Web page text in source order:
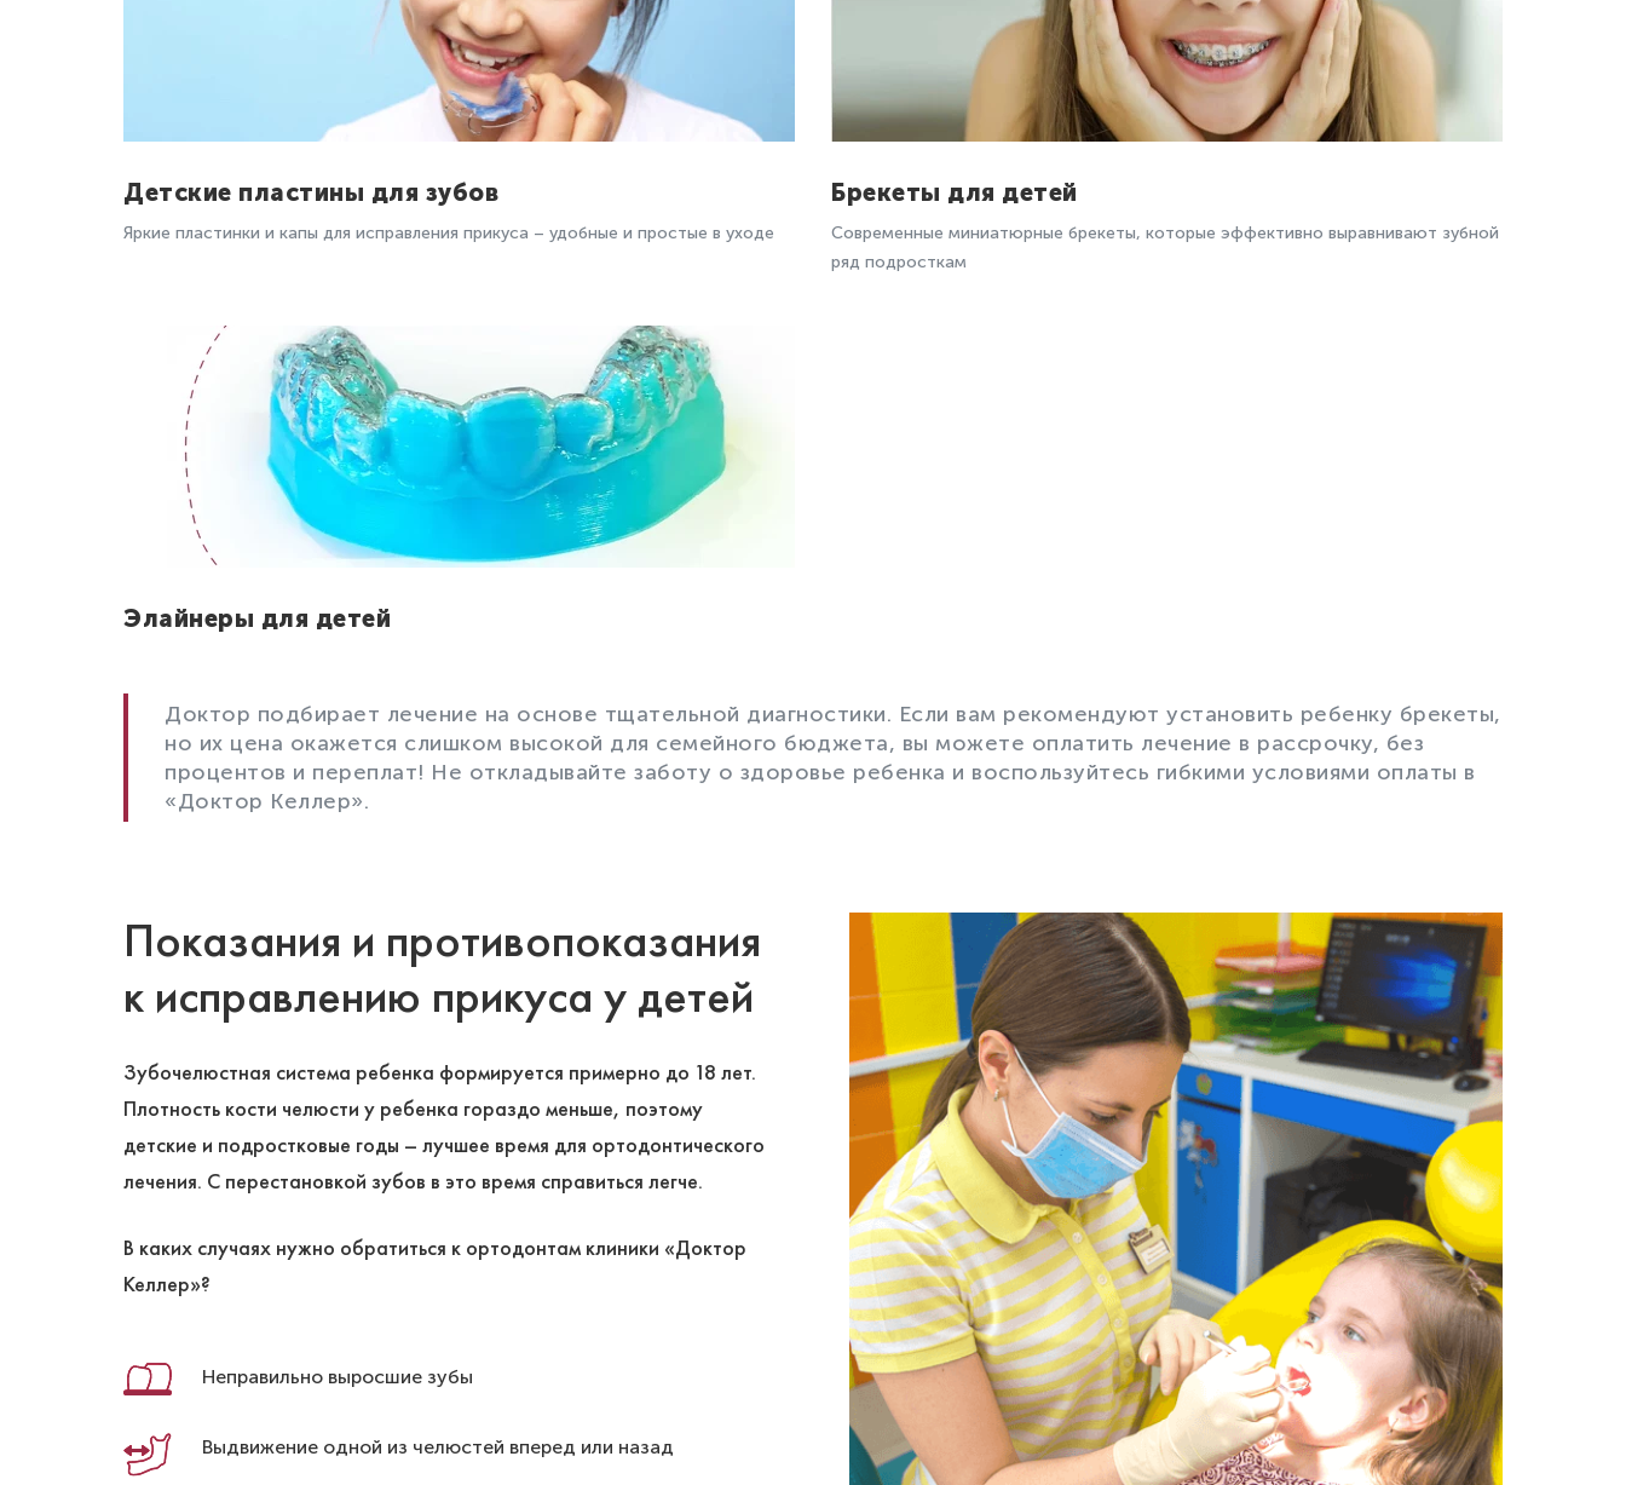
Детские пластины для зубов
Яркие пластинки и капы для исправления прикуса – удобные и простые в уходе
Брекеты для детей
Современные миниатюрные брекеты, которые эффективно выравнивают зубной
ряд подросткам
Элайнеры для детей
Доктор подбирает лечение на основе тщательной диагностики. Если вам рекомендуют установить ребенку брекеты,
но их цена окажется слишком высокой для семейного бюджета, вы можете оплатить лечение в рассрочку, без
процентов и переплат! Не откладывайте заботу о здоровье ребенка и воспользуйтесь гибкими условиями оплаты в
«Доктор Келлер».
Показания и противопоказания
к исправлению прикуса у детей
Зубочелюстная система ребенка формируется примерно до 18 лет.
Плотность кости челюсти у ребенка гораздо меньше, поэтому
детские и подростковые годы – лучшее время для ортодонтического
лечения. С перестановкой зубов в это время справиться легче.
В каких случаях нужно обратиться к ортодонтам клиники «Доктор
Келлер»?
Неправильно выросшие зубы
Выдвижение одной из челюстей вперед или назад